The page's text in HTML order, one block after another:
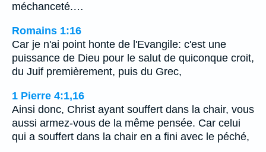
méchanceté.…
Romains 1:16
Car je n'ai point honte de l'Evangile: c'est une
puissance de Dieu pour le salut de quiconque croit,
du Juif premièrement, puis du Grec,
1 Pierre 4:1,16
Ainsi donc, Christ ayant souffert dans la chair, vous
aussi armez-vous de la même pensée. Car celui
qui a souffert dans la chair en a fini avec le péché,